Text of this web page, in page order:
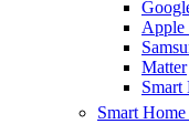
Apple
Matter
Smart
Smart